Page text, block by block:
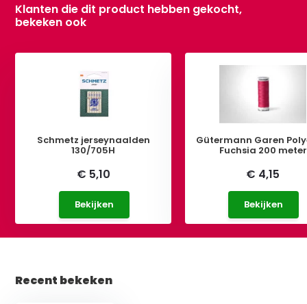
Klanten die dit product hebben gekocht,
bekeken ook
Schmetz jerseynaalden
130/705H
€ 5,10
Bekijken
Gütermann Garen
Fuchsia 200 meter
€ 4,15
Bekijken
Recent bekeken